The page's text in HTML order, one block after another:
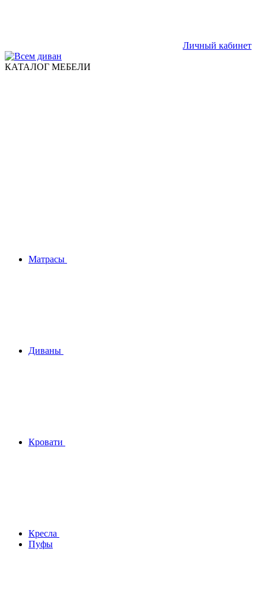
Личный кабинет
КАТАЛОГ МЕБЕЛИ
Матрасы
Диваны
Кровати
Кресла
Пуфы